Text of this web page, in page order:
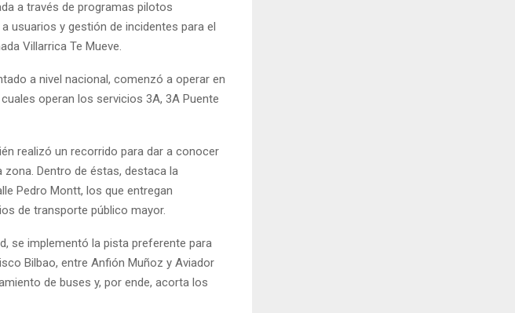
a través de programas pilotos
usuarios y gestión de incidentes para el
Villarrica Te Mueve.
a nivel nacional, comenzó a operar en
operan los servicios 3A, 3A Puente
realizó un recorrido para dar a conocer
Dentro de éstas, destaca la
Pedro Montt, los que entregan
de transporte público mayor.
se implementó la pista preferente para
Bilbao, entre Anfión Muñoz y Aviador
de buses y, por ende, acorta los